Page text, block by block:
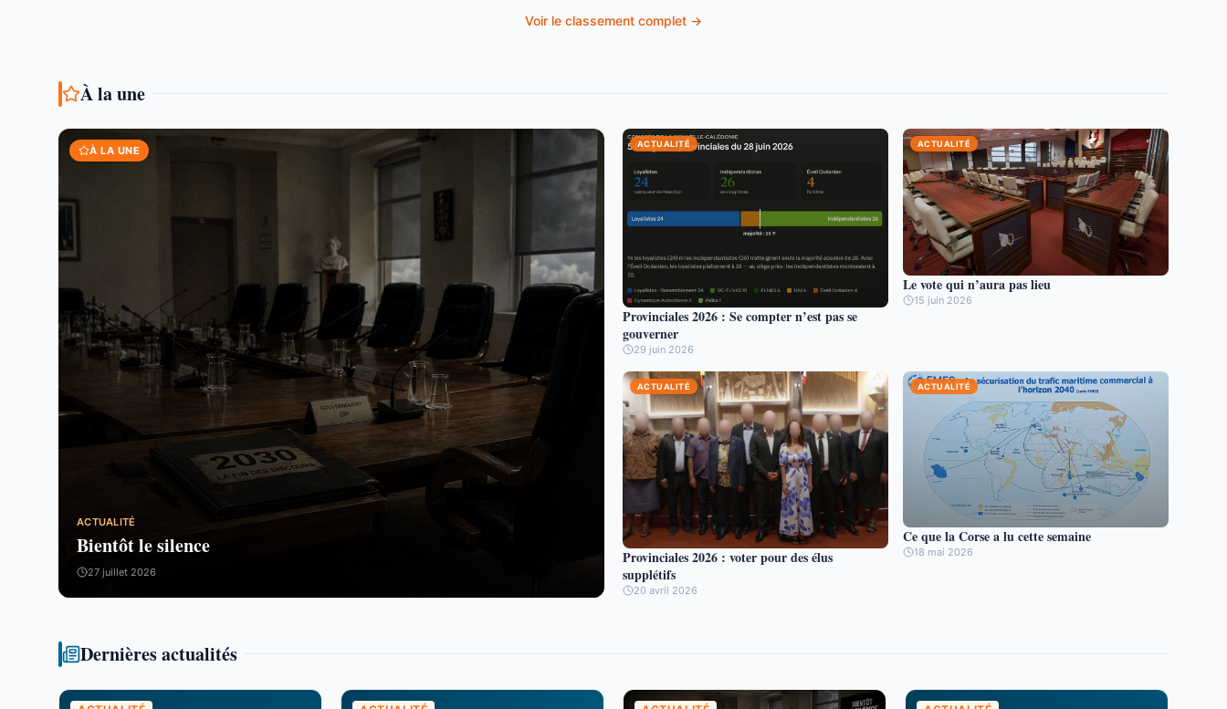
Voir le classement complet →
À la une
À LA UNE
ACTUALITÉ
Bientôt le silence
27 juillet 2026
ACTUALITÉ
Provinciales 2026 : Se compter n’est pas se
gouverner
29 juin 2026
ACTUALITÉ
Le vote qui n’aura pas lieu
15 juin 2026
ACTUALITÉ
Provinciales 2026 : voter pour des élus
supplétifs
20 avril 2026
ACTUALITÉ
Ce que la Corse a lu cette semaine
18 mai 2026
Dernières actualités